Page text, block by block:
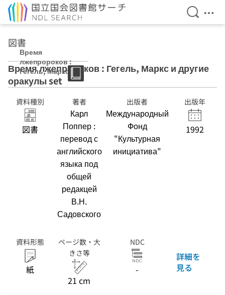
検索を
メ
図書
Время
лжепророков :
Гегель, Маркс и
другие оракулы
set
Время лжепророков : Гегель, Маркс и другие
оракулы set
資料種別
図書
著者
Карл
Поппер :
перевод с
английского
языка под
общей
редакцей
В.Н.
Садовского
出版者
Международный
Фонд
"Культурная
инициатива"
出版年
1992
資料形態
紙
ページ数・大
きさ等
21 cm
NDC
-
詳細を
見る